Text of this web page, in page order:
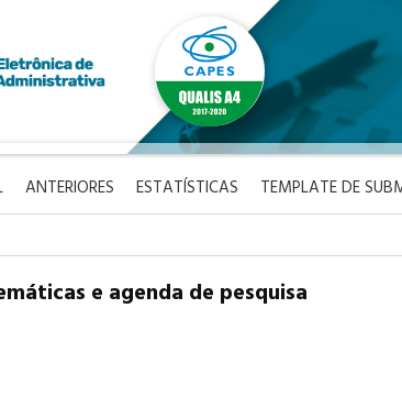
ANTERIORES ESTATÍSTICAS TEMPLATE DE
e agenda de pesquisa